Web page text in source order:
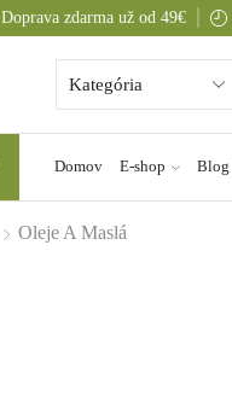
Doprava zdarma už od 49€
Domov E-shop Blog
Oleje A Maslá